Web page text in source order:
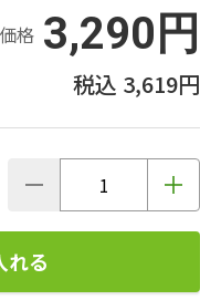
格 3,290円
3,619円
れる